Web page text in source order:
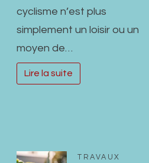
cyclisme n’est plus
simplement un loisir ou un
moyen de…
Lire la suite
TRAVAUX